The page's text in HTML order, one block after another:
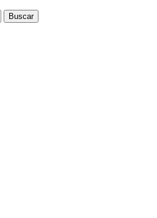
Buscar